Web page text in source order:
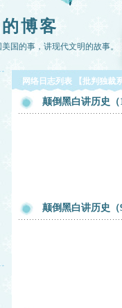
博客
国的事，讲现代文明的故事。
网络日志列表 【批判独裁
颠倒黑白讲历史
颠倒黑白讲历史